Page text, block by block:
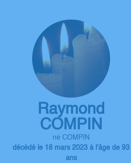
Raymond
COMPIN
né COMPIN
décédé le 18 mars 2023 à l'âge de 93
ans